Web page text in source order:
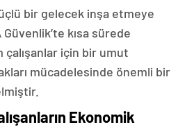
bir gelecek inşa etmeye
kısa sürede
çalışanlar için bir umut
mücadelesinde önemli bir
Ekonomik